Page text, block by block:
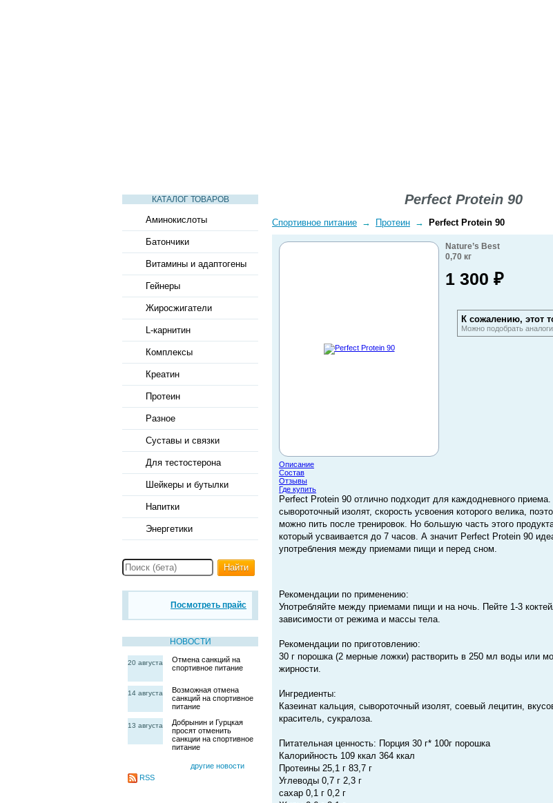
КАТАЛОГ ТОВАРОВ
Аминокислоты
Батончики
Витамины и адаптогены
Гейнеры
Жиросжигатели
L-карнитин
Комплексы
Креатин
Протеин
Разное
Суставы и связки
Для тестостерона
Шейкеры и бутылки
Напитки
Энергетики
Найти
Посмотреть прайс
НОВОСТИ
20 августа
Отмена санкций на
спортивное питание
14 августа
Возможная отмена
санкций на спортивное
питание
13 августа
Добрынин и Гурцкая
просят отменить
санкции на спортивное
питание
другие новости
RSS
Perfect Protein 90
Спортивное питание → Протеин → Perfect Protein 90
Nature’s Best
0,70 кг
1 300 ₽
К сожалению, этот
Можно подобрать
Описание
Состав
Отзывы
Где купить
Perfect Protein 90 отлично подходит для каждодневного
сывороточный изолят, скорость усвоения которого велика,
можно пить после тренировок. Но большую часть этого
который усваивается до 7 часов. А значит Perfect Protein 90
употребления между приемами пищи и перед сном.
Рекомендации по применению:
Употребляйте между приемами пищи и на ночь. Пейте 1-3
зависимости от режима и массы тела.
Рекомендации по приготовлению:
30 г порошка (2 мерные ложки) растворить в 250 мл воды или
жирности.
Ингредиенты:
Казеинат кальция, сывороточный изолят, соевый лецитин,
краситель, сукралоза.
Питательная ценность: Порция 30 г* 100г порошка
Калорийность 109 ккал 364 ккал
Протеины 25,1 г 83,7 г
Углеводы 0,7 г 2,3 г
сахар 0,1 г 0,2 г